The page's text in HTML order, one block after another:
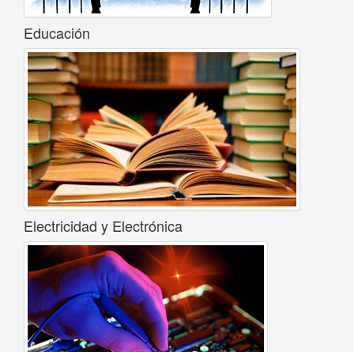
Educación
Electricidad y Electrónica